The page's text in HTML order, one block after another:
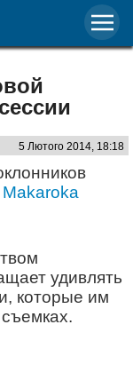
5 Лютого 2014, 18:18
Makaroka
удивлять
которые им